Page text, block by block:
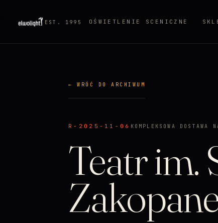
EST. 1995 OŚWIETLENIE SCENICZNE
← WRÓĆ DO ARCHIWUM
R-2025-11-06 KOMPLEKSOWA
Teatr im.